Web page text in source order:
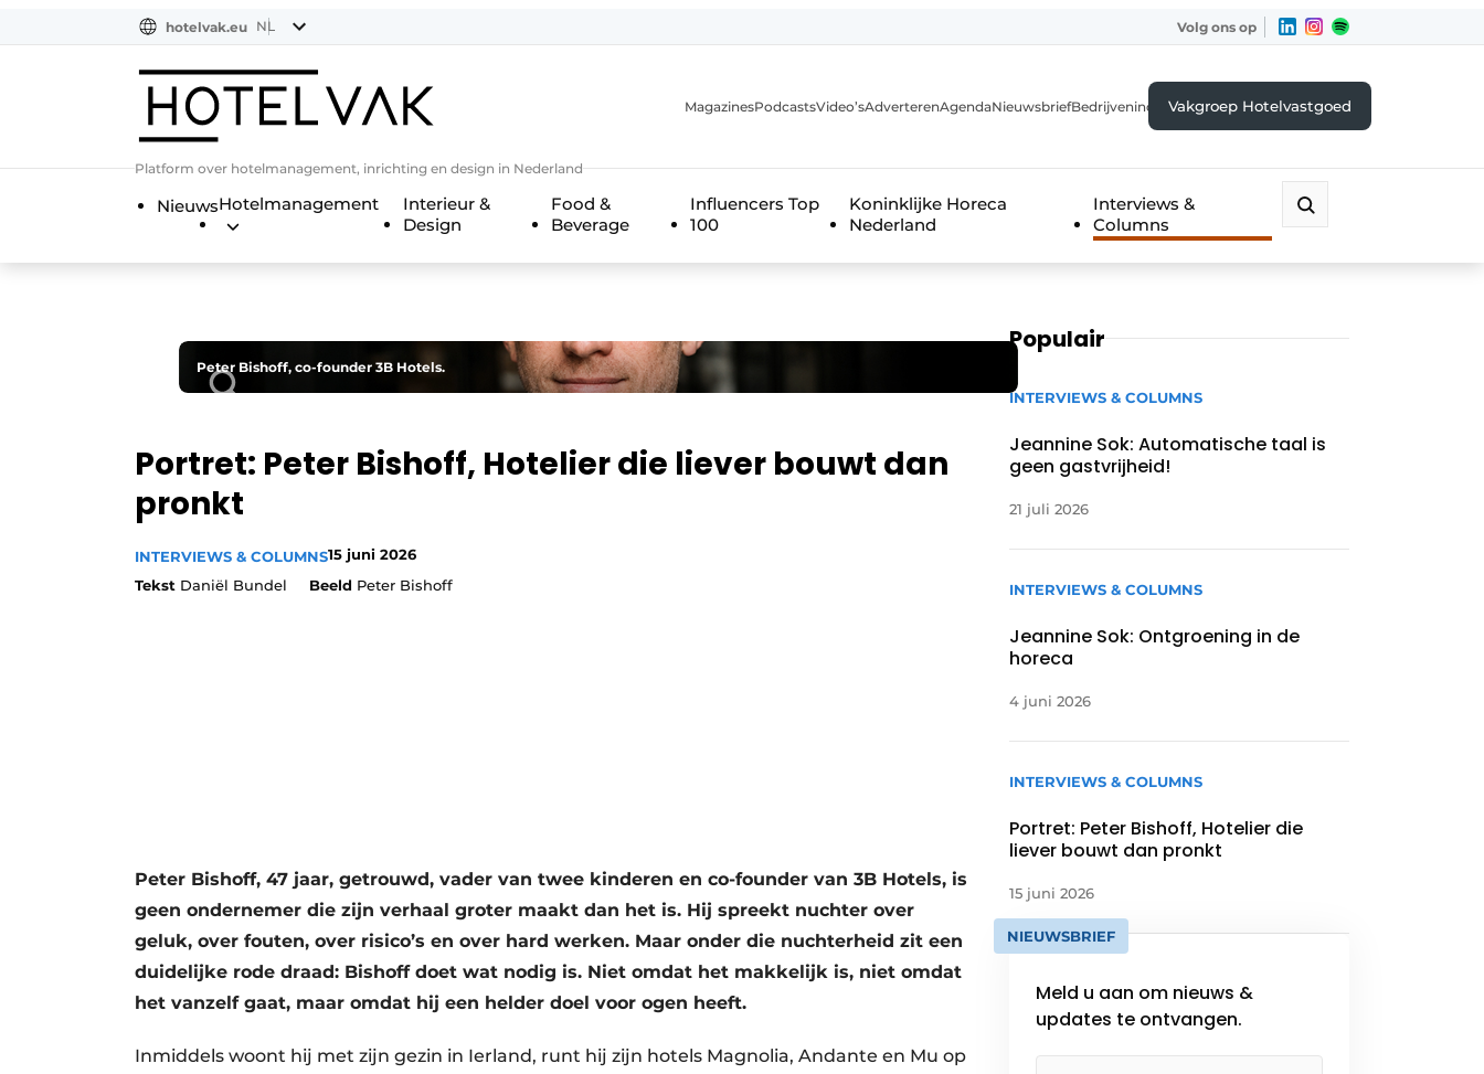
BE
EN
FR
hotelvak.eu NL Volg ons op
Platform over hotelmanagement, inrichting en design in Nederland
MagazinesPodcastsVideo’sAdverterenAgendaNieuwsbriefBedrijvenindexVakgroep Hotelvastgoed
NieuwsHotelmanagement
Interieur &
Design
Food &
Beverage
Influencers Top
100
Koninklijke Horeca
Nederland
Interviews &
Columns
Peter Bishoff, co-founder 3B Hotels.
Portret: Peter Bishoff, Hotelier die liever bouwt dan
pronkt
INTERVIEWS & COLUMNS15 juni 2026
Tekst Daniël Bundel Beeld Peter Bishoff
Peter Bishoff, 47 jaar, getrouwd, vader van twee kinderen en co-founder van 3B Hotels, is
geen ondernemer die zijn verhaal groter maakt dan het is. Hij spreekt nuchter over
geluk, over fouten, over risico’s en over hard werken. Maar onder die nuchterheid zit een
duidelijke rode draad: Bishoff doet wat nodig is. Niet omdat het makkelijk is, niet omdat
het vanzelf gaat, maar omdat hij een helder doel voor ogen heeft.
Inmiddels woont hij met zijn gezin in Ierland, runt hij zijn hotels Magnolia, Andante en Mu op
Populair
INTERVIEWS & COLUMNS
Jeannine Sok: Automatische taal is
geen gastvrijheid!
21 juli 2026
INTERVIEWS & COLUMNS
Jeannine Sok: Ontgroening in de
horeca
4 juni 2026
INTERVIEWS & COLUMNS
Portret: Peter Bishoff, Hotelier die
liever bouwt dan pronkt
15 juni 2026
NIEUWSBRIEF
Meld u aan om nieuws &
updates te ontvangen.